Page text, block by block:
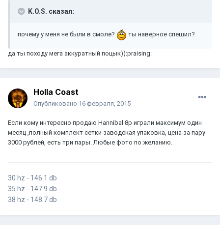
K.O.S. сказал:
почему у меня не были в смоле? ты наверное спешил?
да ты походу мега аккуратный поцык)):praising:
Holla Coast
Опубликовано 16 февраля, 2015
Если кому интересно продаю Hannibal 8p играли максимум один
месяц ,полный комплект сетки заводская упаковка, цена за пару
3000 рублей, есть три пары. Любые фото по желанию.
30 hz - 146.1 db
35 hz - 147.9 db
38 hz - 148.7 db